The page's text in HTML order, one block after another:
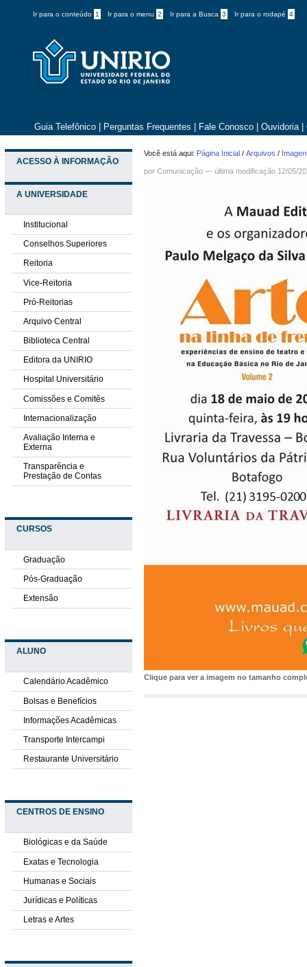
Ir para o conteúdo 1 Ir para o menu 2 Ir para a Busca 3 Ir para o rodapé 4
Guia Telefônico Perguntas Frequentes Fale Conosco Ouvidoria
ACESSO À INFORMAÇÃO
A UNIVERSIDADE
Institucional
Conselhos Superiores
Reitoria
Vice-Reitoria
Pró-Reitorias
Arquivo Central
Biblioteca Central
Editora da UNIRIO
Hospital Universitário
Comissões e Comitês
Internacionalização
Avaliação Interna e
Externa
Transparência e
Prestação de Contas
CURSOS
Graduação
Pós-Graduação
Extensão
ALUNO
Calendário Acadêmico
Bolsas e Benefícios
Informações Acadêmicas
Transporte Intercampi
Restaurante Universitário
CENTROS DE ENSINO
Biológicas e da Saúde
Exatas e Tecnologia
Humanas e Sociais
Jurídicas e Políticas
Letras e Artes
Você está aqui: Página Inicial /Arquivos /
porComunicação —última modificação 12/05/
Clique para ver a imagem no tamanho